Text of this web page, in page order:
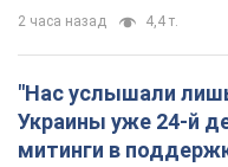
2 часа назад 4,4 т.
"Нас услышали
Украины уже 24-й
митинги в